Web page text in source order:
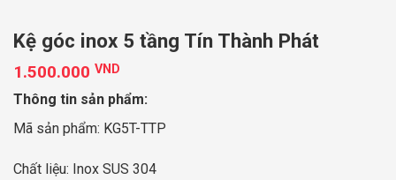
Kệ góc inox 5 tầng Tín Thành Phát
1.500.000 VND
Thông tin sản phẩm:
Mã sản phẩm: KG5T-TTP
Chất liệu: Inox SUS 304